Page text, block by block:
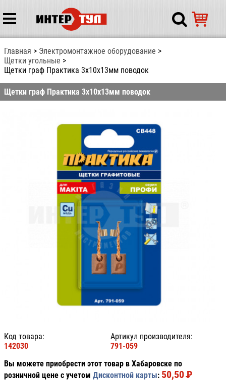
Главная
Электромонтажное оборудование
Щетки угольные
Щетки граф Практика 3x10x13мм поводок
Щетки граф Практика 3x10x13мм поводок
Код товара:
142030
Артикул производителя:
791-059
Вы можете приобрести этот товар в Хабаровске по
розничной цене с учетом Дисконтной карты: 50,50PУБ.